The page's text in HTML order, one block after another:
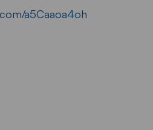
a5Caaoa4oh